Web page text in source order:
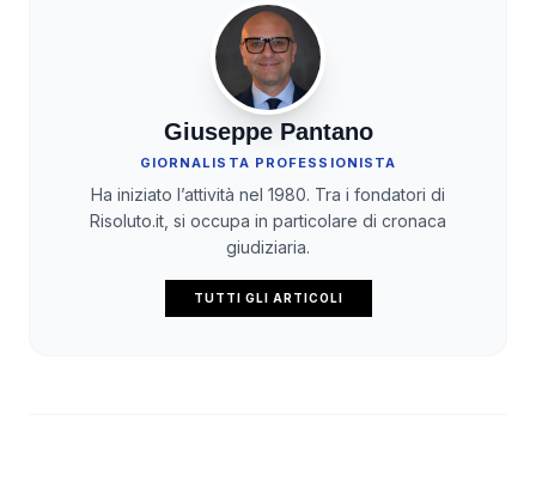
Giuseppe Pantano
GIORNALISTA PROFESSIONISTA
Ha iniziato l’attività nel 1980. Tra i fondatori di
Risoluto.it, si occupa in particolare di cronaca
giudiziaria.
TUTTI GLI ARTICOLI